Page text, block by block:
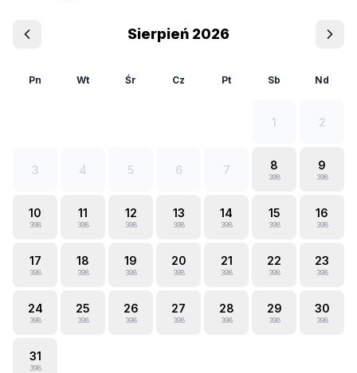
Sierpień 2026
Pn Wt Śr Cz Pt Sb Nd
1 2
3 4 5 6 7 8
398
9
398
10
398
11
398
12
398
13
398
14
398
15
398
16
398
17
398
18
398
19
398
20
398
21
398
22
398
23
398
24
398
25
398
26
398
27
398
28
398
29
398
30
398
31
398